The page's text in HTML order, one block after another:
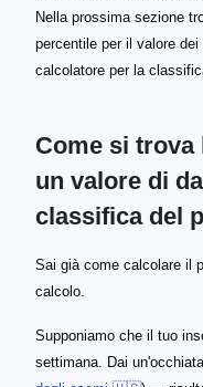
Nella prossima sezione
percentile per il valore
calcolatore per la
Come si
un valore di
classifica del
Sai già come calcolare il
calcolo.
Supponiamo che il tuo
settimana. Dai